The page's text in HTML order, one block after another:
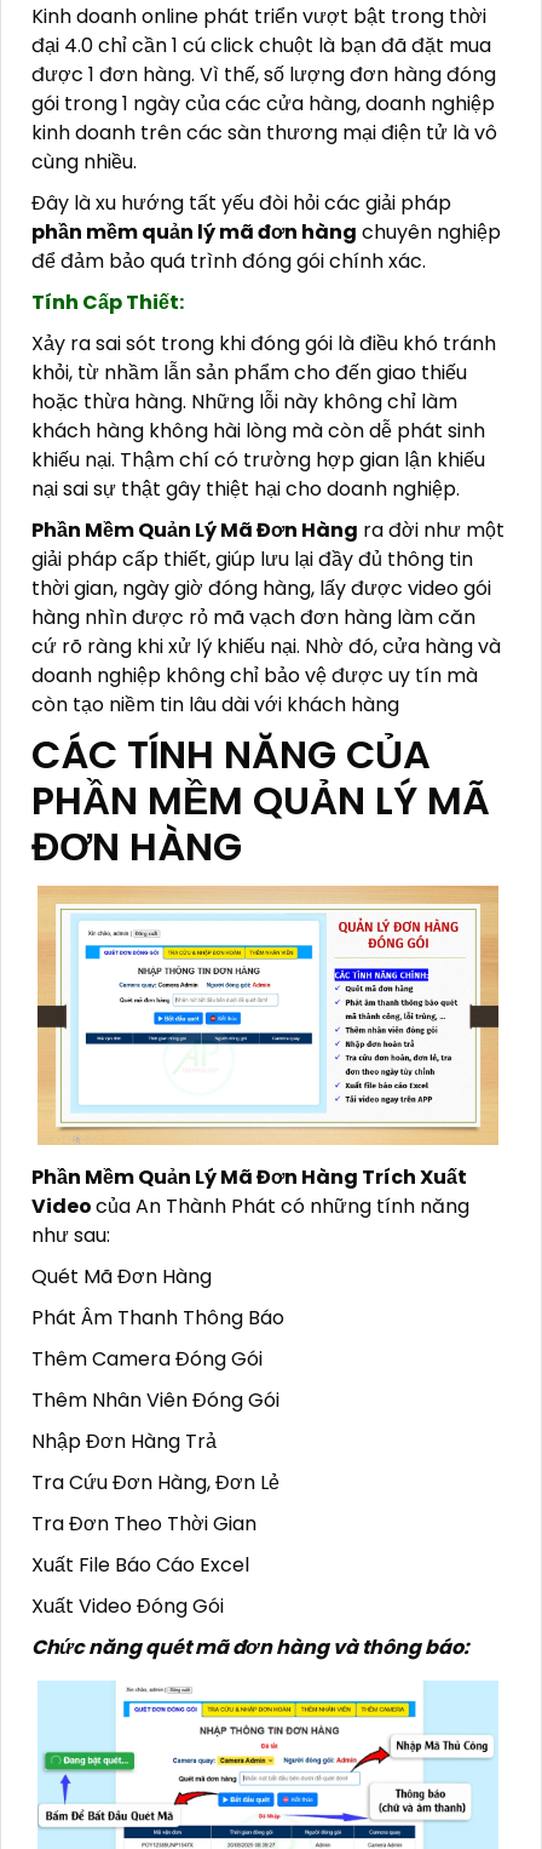
Kinh doanh online phát triển vượt bật trong thời
đại 4.0 chỉ cần 1 cú click chuột là bạn đã đặt mua
được 1 đơn hàng. Vì thế, số lượng đơn hàng đóng
gói trong 1 ngày của các cửa hàng, doanh nghiệp
kinh doanh trên các sàn thương mại điện tử là vô
cùng nhiều.
Đây là xu hướng tất yếu đòi hỏi các giải pháp
phần mềm quản lý mã đơn hàng chuyên nghiệp
để đảm bảo quá trình đóng gói chính xác.
Tính Cấp Thiết:
Xảy ra sai sót trong khi đóng gói là điều khó tránh
khỏi, từ nhầm lẫn sản phẩm cho đến giao thiếu
hoặc thừa hàng. Những lỗi này không chỉ làm
khách hàng không hài lòng mà còn dễ phát sinh
khiếu nại. Thậm chí có trường hợp gian lận khiếu
nại sai sự thật gây thiệt hại cho doanh nghiệp.
Phần Mềm Quản Lý Mã Đơn Hàng ra đời như một
giải pháp cấp thiết, giúp lưu lại đầy đủ thông tin
thời gian, ngày giờ đóng hàng, lấy được video gói
hàng nhìn được rỏ mã vạch đơn hàng làm căn
cứ rõ ràng khi xử lý khiếu nại. Nhờ đó, cửa hàng và
doanh nghiệp không chỉ bảo vệ được uy tín mà
còn tạo niềm tin lâu dài với khách hàng
CÁC TÍNH NĂNG CỦA
PHẦN MỀM QUẢN LÝ MÃ
ĐƠN HÀNG
Phần Mềm Quản Lý Mã Đơn Hàng Trích Xuất
Videocủa An Thành Phát có những tính năng
như sau:
Quét Mã Đơn Hàng
Phát Âm Thanh Thông Báo
Thêm Camera Đóng Gói
Thêm Nhân Viên Đóng Gói
Nhập Đơn Hàng Trả
Tra Cứu Đơn Hàng, Đơn Lẻ
Tra Đơn Theo Thời Gian
Xuất File Báo Cáo Excel
Xuất Video Đóng Gói
Chức năng quét mã đơn hàng và thông báo: